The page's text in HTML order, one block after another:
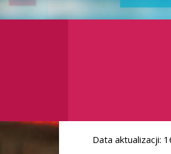
Data aktualizacji: